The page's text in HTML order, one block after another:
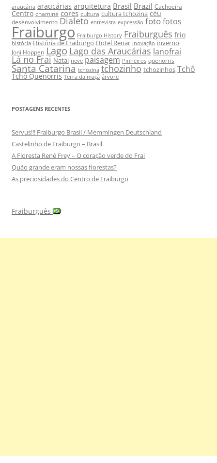
araucária araucárias arquitetura Brasil Brazil Cachoeira
Centro chaminé cores cultura cultura tchozina céu
desenvolvimento Dialeto entrevista expressão fotofotos
Fraiburgo Fraiburgo History Fraiburguês frio
história História de Fraiburgo Hotel Renar inovação inverno
Joni Hoppen Lago Lago das Araucárias lanofrai
Lá no Frai Natal neve paisagem Pinheiros quenorris
Santa Catarina tchozina tchozinho tchozinhos Tchô
Tchô Quenorris Terra da maçã árvore
POSTAGENS RECENTES
Servus!!! Fraiburgo Brasil / Memmingen Deutschland
Castelinho de Fraiburgo – Brasil
A Floresta René Frey – O coração verde do Frai
Quão grande eram nossas florestas?
As preciosidades do Centro de Fraiburgo
Fraiburguês